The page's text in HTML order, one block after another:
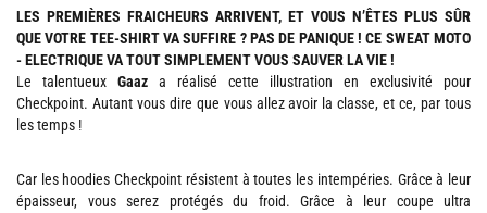
LES PREMIÈRES FRAICHEURS ARRIVENT, ET VOUS N’ÊTES PLUS SÛR
QUE VOTRE TEE-SHIRT VA SUFFIRE ? PAS DE PANIQUE ! CE SWEAT MOTO
- ELECTRIQUE VA TOUT SIMPLEMENT VOUS SAUVER LA VIE !
Le talentueux Gaaz a réalisé cette illustration en exclusivité pour
Checkpoint. Autant vous dire que vous allez avoir la classe, et ce, par tous
les temps !
Car les hoodies Checkpoint résistent à toutes les intempéries. Grâce à leur
épaisseur, vous serez protégés du froid. Grâce à leur coupe ultra